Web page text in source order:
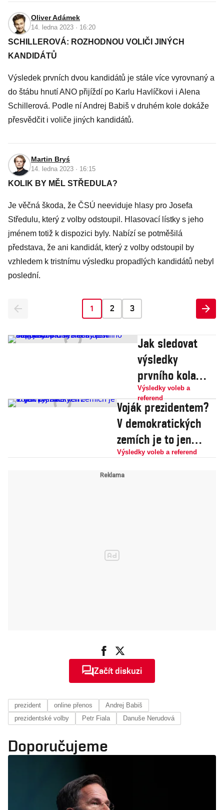
Oliver Adámek
14. ledna 2023 · 16:20
SCHILLEROVÁ: ROZHODNOU VOLIČI JINÝCH
KANDIDÁTŮ
Výsledek prvních dvou kandidátů je stále více vyrovnaný a
do štábu hnutí ANO přijíždí po Karlu Havlíčkovi i Alena
Schillerová. Podle ní Andrej Babiš v druhém kole dokáže
přesvědčit i voliče jiných kandidátů.
Martin Bryś
14. ledna 2023 · 16:15
KOLIK BY MĚL STŘEDULA?
Je věčná škoda, že ČSÚ neeviduje hlasy pro Josefa
Středulu, který z volby odstoupil. Hlasovací lístky s jeho
jménem totiž k dispozici byly. Nabízí se potměšilá
představa, že ani kandidát, který z volby odstoupil by
vzhledem k tristnímu výsledku propadlých kandidátů nebyl
poslední.
1 2 3
Jak sledovat
výsledky
prvního kola
jako profík aneb
Šest magických
čísel na dnešní
odpoledne
Výsledky voleb a
referend
Voják prezidentem?
V demokratických
zemích je to jen
výjimka
Výsledky voleb a referend
Začít diskuzi
prezident online přenos
Andrej Babiš
prezidentské volby
Petr Fiala Danuše Nerudová
Doporučujeme